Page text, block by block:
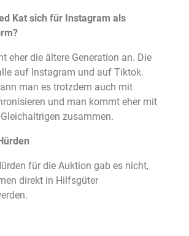
Kat sich für Instagram als
eher die ältere Generation an. Die
auf Instagram und auf Tiktok.
man es trotzdem auch mit
und man kommt eher mit
zusammen.
für die Auktion gab es nicht,
direkt in Hilfsgüter